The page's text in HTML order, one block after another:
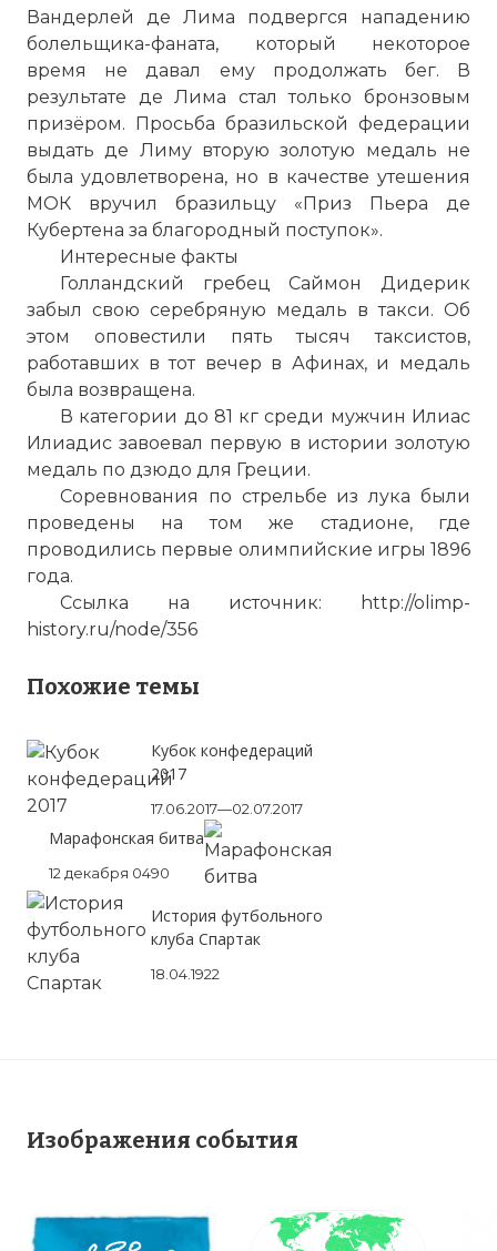
Вандерлей де Лима подвергся нападению
болельщика-фаната, который некоторое
время не давал ему продолжать бег. В
результате де Лима стал только бронзовым
призёром. Просьба бразильской федерации
выдать де Лиму вторую золотую медаль не
была удовлетворена, но в качестве утешения
МОК вручил бразильцу «Приз Пьера де
Кубертена за благородный поступок».
Интересные факты
Голландский гребец Саймон Дидерик
забыл свою серебряную медаль в такси. Об
этом оповестили пять тысяч таксистов,
работавших в тот вечер в Афинах, и медаль
была возвращена.
В категории до 81 кг среди мужчин Илиас
Илиадис завоевал первую в истории золотую
медаль по дзюдо для Греции.
Соревнования по стрельбе из лука были
проведены на том же стадионе, где
проводились первые олимпийские игры 1896
года.
Ссылка на источник: http://olimp-
history.ru/node/356
Похожие темы
Кубок конфедераций
2017
17.06.2017—02.07.2017
Марафонская битва
12 декабря 0490
История футбольного
клуба Спартак
18.04.1922
Изображения события